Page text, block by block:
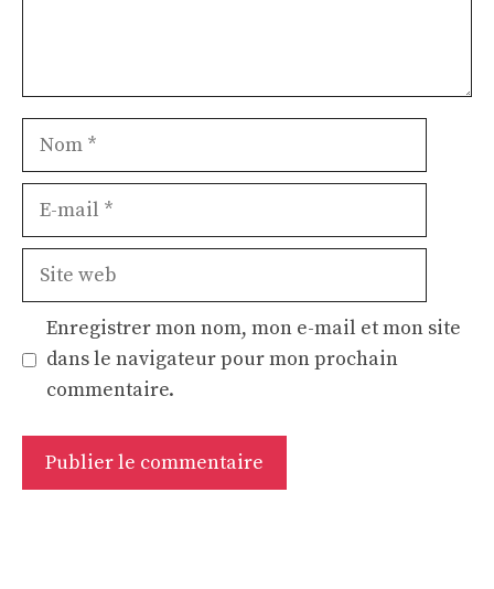
Nom
Site
Enregistrer mon nom, mon e-mail et mon site
dans le navigateur pour mon prochain
commentaire.